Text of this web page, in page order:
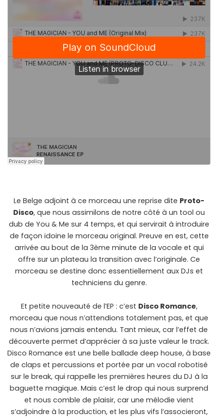
Le Belge adjoint à ce morceau une reprise dite Proto-
Disco, que nous assimilons de notre côté à un tool ou
dub de You & Me sur 4 temps, et qui servirait à introduire
de façon idoine le morceau original. Preuve en est, cette
arrivée au bout de la 3ème minute de la vocale et qui
offre sur un plateau la transition avec l’originale. Ce
morceau se destine donc essentiellement aux DJs et
techniciens du genre.
Et petite nouveauté de l’EP : c’est Disco Romance,
morceau que nous n’attendions totalement pas, et que
nous n’avions jamais entendu. Tant mieux, car l’effet de
découverte permet d’apprécier à sa juste valeur le track.
Disco Romance est une belle ballade deep house, à base
de claps et percussions et portée par un vocal robotisé
sur le break, qui rappelle les premières heures du DJ à la
baguette magique. Mais c’est le drop qui nous surprend
et nous comble de plaisir, car une mélodie vient
s’adjoindre à la production, et les plus vifs l’associeront,